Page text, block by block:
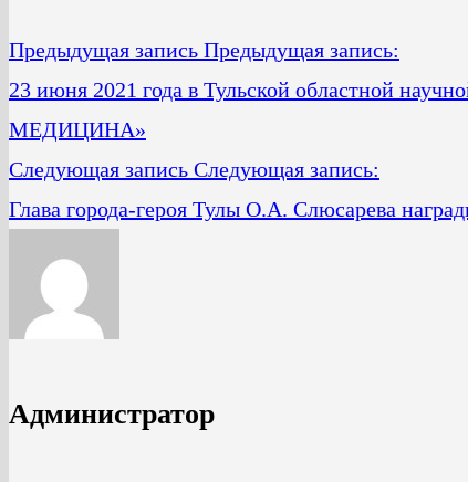
Предыдущая запись Предыдущая запись:
23 июня 2021 года в Тульской областной
МЕДИЦИНА»
Следующая запись Следующая запись:
Глава города-героя Тулы О.А. Слюсарева
Администратор